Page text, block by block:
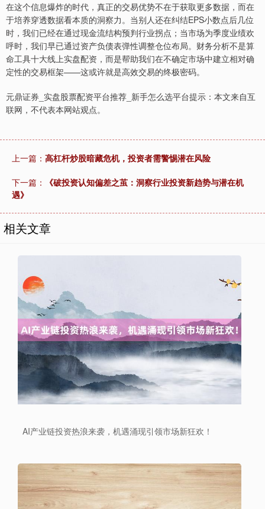
在这个信息爆炸的时代，真正的交易优势不在于获取更多数据，而在
于培养穿透数据看本质的洞察力。当别人还在纠结EPS小数点后几位
时，我们已经在通过现金流结构预判行业拐点；当市场为季度业绩欢
呼时，我们早已通过资产负债表弹性调整仓位布局。财务分析不是算
命工具十大线上实盘配资，而是帮助我们在不确定市场中建立相对确
定性的交易框架——这或许就是高效交易的终极密码。
元鼎证券_实盘股票配资平台推荐_新手怎么选平台提示：本文来自互
联网，不代表本网站观点。
上一篇： 高杠杆炒股暗藏危机，投资者需警惕潜在风险
下一篇：
《破投资认知偏差之茧：洞察行业投资新趋势与潜在机
遇》
相关文章
AI产业链投资热浪来袭，机遇涌现引领市场新狂欢！
上证综指 3940.04 +39.68 +1.02%